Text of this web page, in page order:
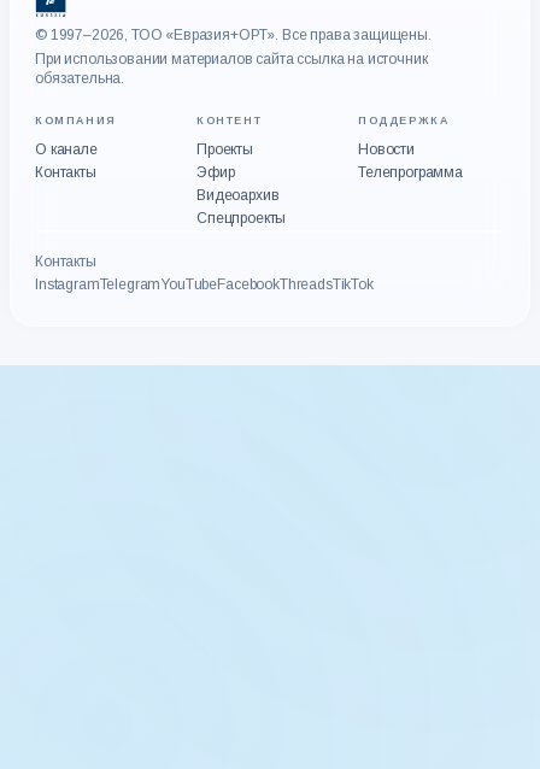
© 1997–2026, ТОО «Евразия+ОРТ». Все права защищены.
При использовании материалов сайта ссылка на источник
обязательна.
КОМПАНИЯ
О канале
Контакты
КОНТЕНТ
Проекты
Эфир
Видеоархив
Спецпроекты
ПОДДЕРЖКА
Новости
Телепрограмма
Контакты
InstagramTelegramYouTubeFacebookThreadsTikTok